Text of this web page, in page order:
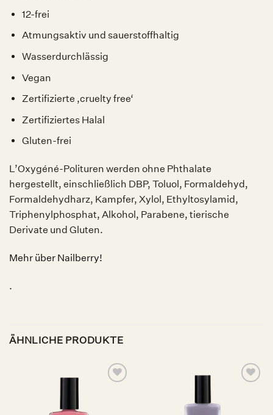
12-frei
Atmungsaktiv und sauerstoffhaltig
Wasserdurchlässig
Vegan
Zertifizierte ‚cruelty free‘
Zertifiziertes Halal
Gluten-frei
L’Oxygéné-Polituren werden ohne Phthalate
hergestellt, einschließlich DBP, Toluol, Formaldehyd,
Formaldehydharz, Kampfer, Xylol, Ethyltosylamid,
Triphenylphosphat, Alkohol, Parabene, tierische
Derivate und Gluten.
Mehr über Nailberry!
.
ÄHNLICHE PRODUKTE